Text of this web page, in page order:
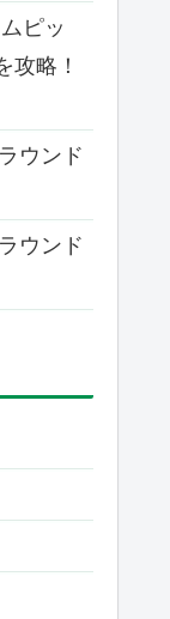
ピッ
攻略！
ウンド
ウンド